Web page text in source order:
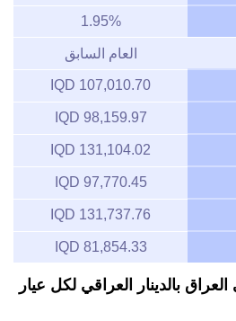
1.95%
العام السابق
107,010.70 IQD
98,159.97 IQD
131,104.02 IQD
97,770.45 IQD
131,737.76 IQD
81,854.33 IQD
بالدينار العراقي لكل عيار